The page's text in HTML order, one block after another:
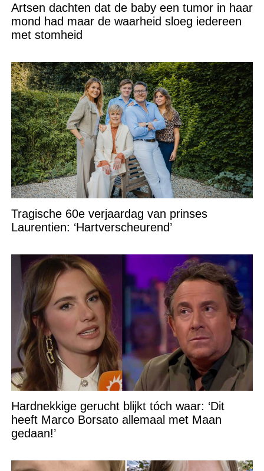
Artsen dachten dat de baby een tumor in haar
mond had maar de waarheid sloeg iedereen
met stomheid
Tragische 60e verjaardag van prinses
Laurentien: ‘Hartverscheurend’
Hardnekkige gerucht blijkt tóch waar: ‘Dit
heeft Marco Borsato allemaal met Maan
gedaan!’